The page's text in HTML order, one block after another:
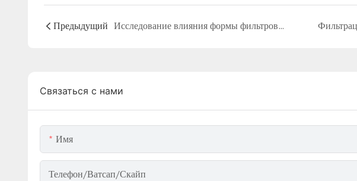
Предыдущий Исследование влияния формы фильтровального рукава на эффективность фильтрации
Связаться с нами
Имя
Телефон/ватсап/скайп